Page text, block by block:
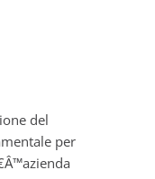
del
per